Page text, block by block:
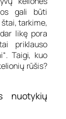
gali būti
tarkime,
likę pora
priklauso
Taigi, kuo
rūšis?
nuotykių